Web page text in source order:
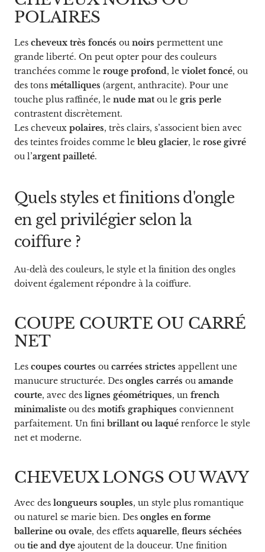
POLAIRES
Les cheveux très foncés ou noirs permettent une
grande liberté. On peut opter pour des couleurs
tranchées comme le rouge profond, le violet foncé, ou
des tons métalliques (argent, anthracite). Pour une
touche plus raffinée, le nude mat ou le gris perle
contrastent discrètement.
Les cheveux polaires, très clairs, s’associent bien avec
des teintes froides comme le bleu glacier, le rose givré
ou l’argent pailleté.
Quels styles et finitions d'ongle
en gel privilégier selon la
coiffure ?
Au-delà des couleurs, le style et la finition des ongles
doivent également répondre à la coiffure.
COUPE COURTE OU CARRÉ
NET
Les coupes courtes ou carrées strictes appellent une
manucure structurée. Des ongles carrés ou amande
courte, avec des lignes géométriques, un french
minimaliste ou des motifs graphiques conviennent
parfaitement. Un fini brillant ou laqué renforce le style
net et moderne.
CHEVEUX LONGS OU WAVY
Avec des longueurs souples, un style plus romantique
ou naturel se marie bien. Des ongles en forme
ballerine ou ovale, des effets aquarelle, fleurs séchées
ou tie and dye ajoutent de la douceur. Une finition